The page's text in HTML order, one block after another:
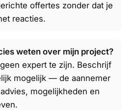
offertes zonder dat je
reacties.
weten over mijn project?
expert te zijn. Beschrijf
mogelijk — de aannemer
mogelijkheden en